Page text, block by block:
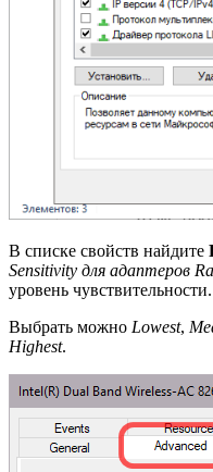
В списке свойств найдите
Sensitivity для адаптеров
уровень чувствительности.
Выбрать можно Lowest,
Highest.